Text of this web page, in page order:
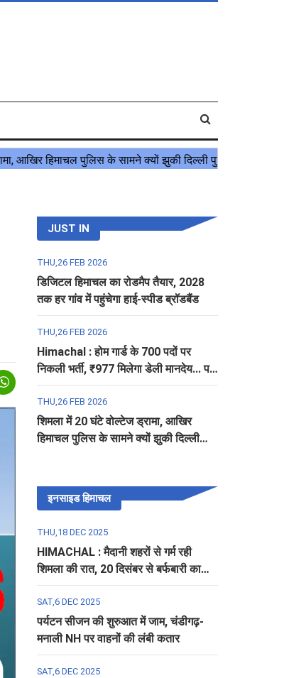
JUST IN
THU,26 FEB 2026
डिजिटल हिमाचल का रोडमैप तैयार, 2028
तक हर गांव में पहुंचेगा हाई-स्पीड ब्रॉडबैंड
THU,26 FEB 2026
Himachal : होम गार्ड के 700 पदों पर
निकली भर्ती, ₹977 मिलेगा डेली मानदेय... पढ़ें
पूरी डिटेल
THU,26 FEB 2026
शिमला में 20 घंटे वोल्टेज ड्रामा, आखिर
हिमाचल पुलिस के सामने क्यों झुकी दिल्ली
इनसाइड हिमाचल
THU,18 DEC 2025
HIMACHAL : मैदानी शहरों से गर्म रही
शिमला की रात, 20 दिसंबर से बर्फबारी का
अलर्ट
SAT,6 DEC 2025
पर्यटन सीजन की शुरुआत में जाम, चंडीगढ़-
मनाली NH पर वाहनों की लंबी कतार
SAT,6 DEC 2025